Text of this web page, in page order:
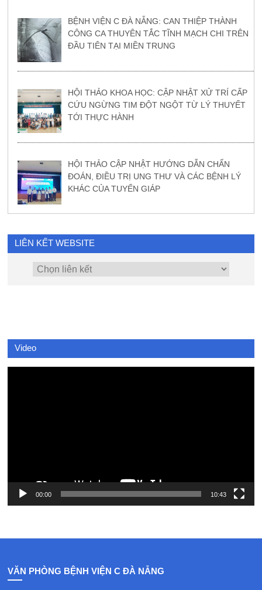
BỆNH VIỆN C ĐÀ NẴNG: CAN THIỆP THÀNH
CÔNG CA THUYÊN TẮC TĨNH MẠCH CHI TRÊN
ĐẦU TIÊN TẠI MIỀN TRUNG
HỘI THẢO KHOA HỌC: CẬP NHẬT XỬ TRÍ CẤP
CỨU NGỪNG TIM ĐỘT NGỘT TỪ LÝ THUYẾT
TỚI THỰC HÀNH
HỘI THẢO CẬP NHẬT HƯỚNG DẪN CHẨN
ĐOÁN, ĐIỀU TRỊ UNG THƯ VÀ CÁC BỆNH LÝ
KHÁC CỦA TUYẾN GIÁP
LIÊN KẾT WEBSITE
Video
00:00 10:43
VĂN PHÒNG BỆNH VIỆN C ĐÀ NẴNG